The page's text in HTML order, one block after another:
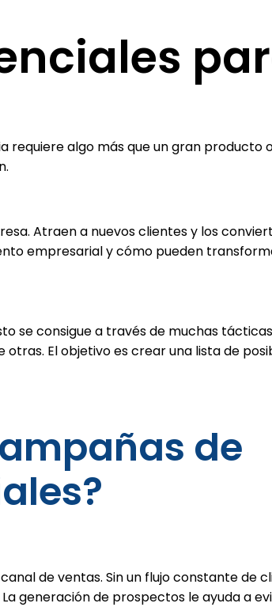
algo más que un gran producto
Atraen a nuevos clientes y los
empresarial y cómo pueden
se consigue a través de muchas
El objetivo es crear una lista de
de
de ventas. Sin un flujo constante de
generación de prospectos le ayuda a